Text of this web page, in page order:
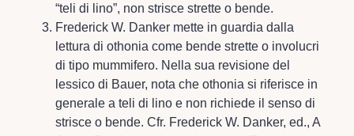
“teli di lino”, non strisce strette o bende.
Frederick W. Danker mette in guardia dalla
lettura di othonia come bende strette o involucri
di tipo mummifero. Nella sua revisione del
lessico di Bauer, nota che othonia si riferisce in
generale a teli di lino e non richiede il senso di
strisce o bende. Cfr. Frederick W. Danker, ed., A